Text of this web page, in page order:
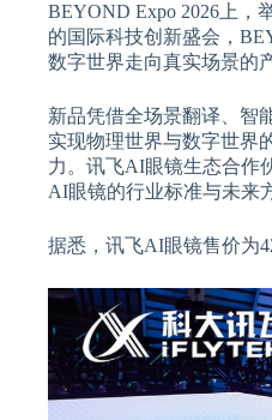
BEYOND Expo 2026上
的国际科技创新盛会，
数字世界走向真实场景的
新品凭借全场景翻译、智
实现物理世界与数字世界
力。讯飞AI眼镜生态合作
AI眼镜的行业标准与未来
据悉，讯飞AI眼镜售价为